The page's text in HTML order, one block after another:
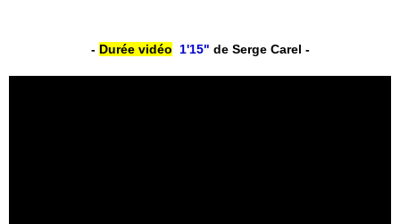
- Durée vidéo 1'15" de Serge Carel -